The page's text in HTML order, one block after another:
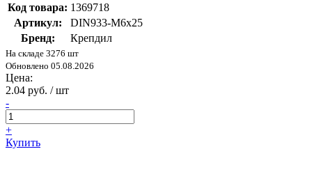
Код товара: 1369718
Артикул:
DIN933-М6x25
Бренд:
Крепдил
На складе 3276 шт
Обновлено 05.08.2026
Цена:
2.04 руб. / шт
-
+
Купить